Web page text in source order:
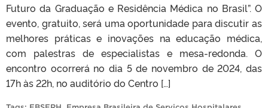
Futuro da Graduação e Residência Médica no Brasil”. O
evento, gratuito, será uma oportunidade para discutir as
melhores práticas e inovações na educação médica,
com palestras de especialistas e mesa-redonda. O
encontro ocorrerá no dia 5 de novembro de 2024, das
17h às 22h, no auditório do Centro […]